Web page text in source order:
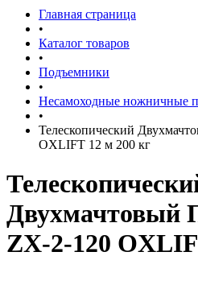
Главная страница
•
Каталог товаров
•
Подъемники
•
Несамоходные ножничные
•
Телескопический
OXLIFT 12 м 200 кг
Двухмачтовый
ZX-2-120